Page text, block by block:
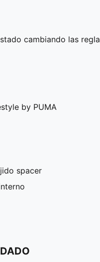
cambiando las
by PUMA
spacer